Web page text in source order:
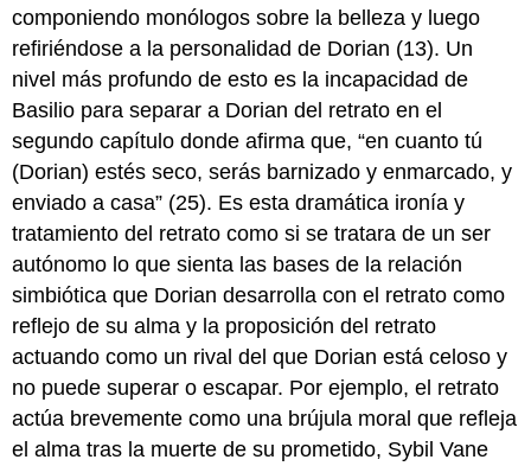
componiendo monólogos sobre la belleza y luego
refiriéndose a la personalidad de Dorian (13). Un
nivel más profundo de esto es la incapacidad de
Basilio para separar a Dorian del retrato en el
segundo capítulo donde afirma que, “en cuanto tú
(Dorian) estés seco, serás barnizado y enmarcado, y
enviado a casa” (25). Es esta dramática ironía y
tratamiento del retrato como si se tratara de un ser
autónomo lo que sienta las bases de la relación
simbiótica que Dorian desarrolla con el retrato como
reflejo de su alma y la proposición del retrato
actuando como un rival del que Dorian está celoso y
no puede superar o escapar. Por ejemplo, el retrato
actúa brevemente como una brújula moral que refleja
el alma tras la muerte de su prometido, Sybil Vane